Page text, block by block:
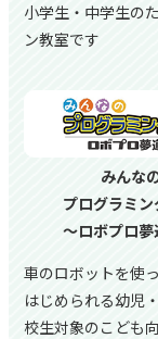
小学生・中学生の
ン教室です
みんな
プログラミ
～ロボプロ
車のロボットを使
はじめられる幼児
校生対象のこども